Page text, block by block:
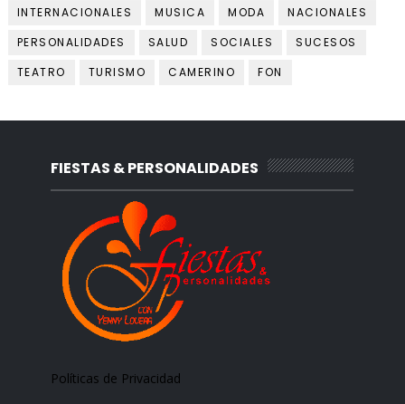
INTERNACIONALES
MUSICA MODA
NACIONALES
PERSONALIDADES
SALUD SOCIALES
SUCESOS
TEATRO
TURISMO CAMERINO FON
FIESTAS & PERSONALIDADES
Políticas de Privacidad